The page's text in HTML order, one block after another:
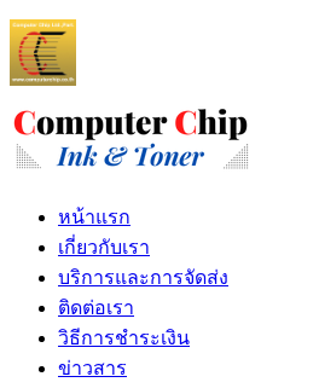
หน้าแรก
เกี่ยวกับเรา
บริการและการจัดส่ง
ติดต่อเรา
วิธีการชำระเงิน
ข่าวสาร